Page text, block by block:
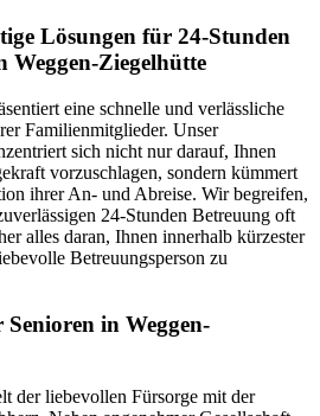
Lösungen für 24-Stunden
Weggen-Ziegelhütte
eine schnelle und verlässliche
Familienmitglieder. Unser
sich nicht nur darauf, Ihnen
vorzuschlagen, sondern kümmert
ihrer An- und Abreise. Wir begreifen,
24-Stunden Betreuung oft
alles daran, Ihnen innerhalb kürzester
Betreuungsperson zu
in Weggen-
der liebevollen Fürsorge mit der